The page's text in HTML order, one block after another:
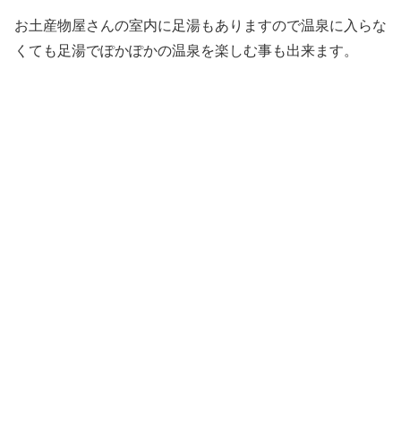
お土産物屋さんの室内に足湯もありますので温泉に入らな
くても足湯でぽかぽかの温泉を楽しむ事も出来ます。